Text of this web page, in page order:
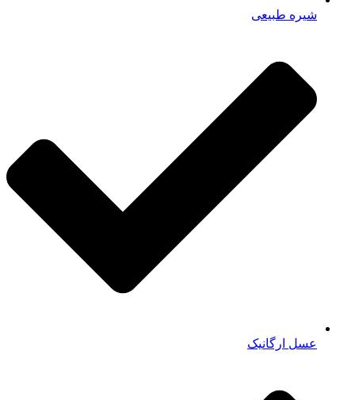
شیره طبیعی
عسل ارگانیک